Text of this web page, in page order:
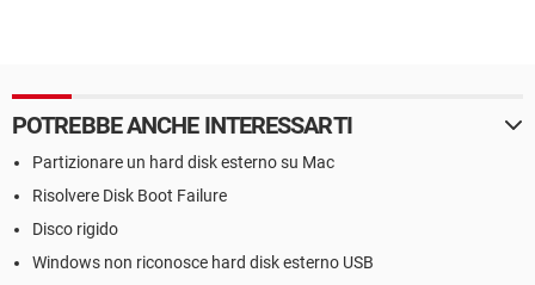
POTREBBE ANCHE INTERESSARTI
Partizionare un hard disk esterno su Mac
Risolvere Disk Boot Failure
Disco rigido
Windows non riconosce hard disk esterno USB